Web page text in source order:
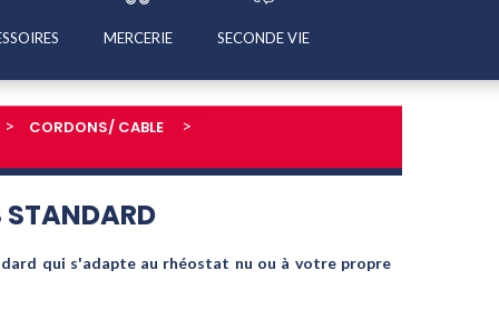
MERCERIE SECONDE VIE
CORDONS/ CABLE
STANDARD
qui s'adapte au rhéostat nu ou à votre propre